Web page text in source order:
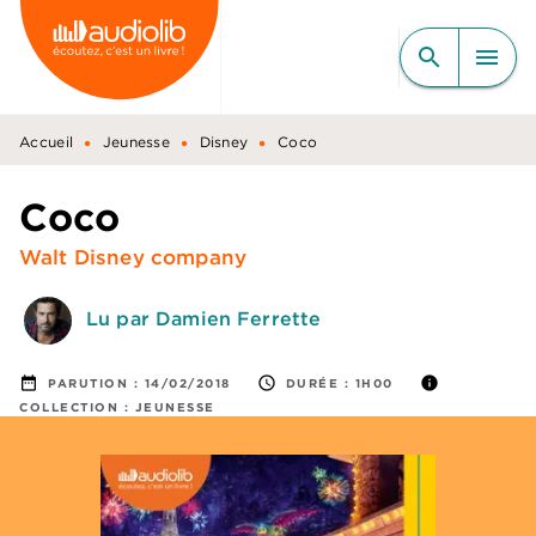
MENU RECHERCHE
CONTENU
PIED DE PAGE
search menu
Accueil • Jeunesse • Disney • Coco
Coco
Walt Disney company
Lu par Damien Ferrette
date_range PARUTION : 14/02/2018 access_time DURÉE : 1H00 info
COLLECTION : JEUNESSE